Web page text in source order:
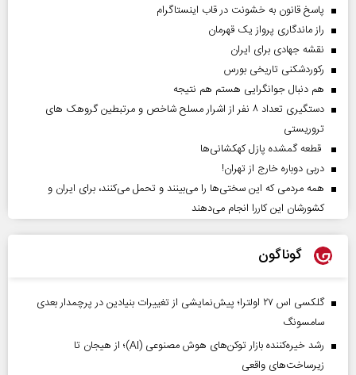
پاسخ قانون به خشونت در قاب اینستاگرام
راز ماندگاری پرواز یک قهرمان
نقشه جهادی برای ایران
رکوردشکنی تاریخی بورس
هم دنبال جوانگرایی هستم هم نتیجه
دستگیری تعداد ۸ نفر از اشرار مسلح شاخص و مرتبطین گروهک های
تروریستی
قطعه گمشده پازل کهکشانی‌ها
دربی دوباره خارج از تهران!
همه مردمی که این سختی‌ها را می‌بینند و تحمل می‌کنند، برای ایران و
کشورشان این کاررا انجام می‌دهند
گوناگون
گلکسی اس ۲۷ اولترا؛ پیش‌نمایشی از تغییرات بنیادین در پرچمدار بعدی
سامسونگ
رشد خیره‌کننده بازار توکن‌های هوش مصنوعی (AI)؛ از هیجان تا
زیرساخت‌های واقعی